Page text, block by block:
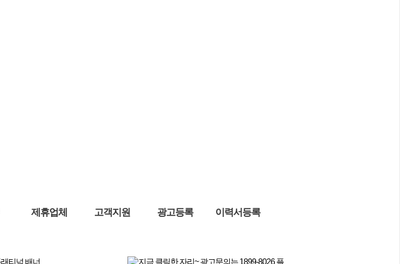
제휴업체 고객지원 광고등록 이력서등록